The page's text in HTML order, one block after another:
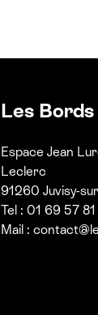
Les
Espace Jean
Leclerc
91260 Juvisy-
Tel : 01 69 57 81
Mail :